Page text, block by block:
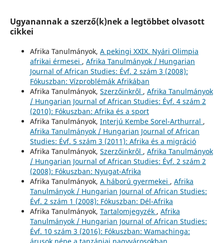
Ugyanannak a szerző(k)nek a legtöbbet olvasott
cikkei
Afrika Tanulmányok, A pekingi XXIX. Nyári Olimpia
afrikai érmesei , Afrika Tanulmányok / Hungarian
Journal of African Studies: Évf. 2 szám 3 (2008):
Fókuszban: Vízproblémák Afrikában
Afrika Tanulmányok, Szerzőinkről , Afrika Tanulmányok
/ Hungarian Journal of African Studies: Évf. 4 szám 2
(2010): Fókuszban: Afrika és a sport
Afrika Tanulmányok, Interjú Kembe Sorel-Arthurral ,
Afrika Tanulmányok / Hungarian Journal of African
Studies: Évf. 5 szám 3 (2011): Afrika és a migráció
Afrika Tanulmányok, Szerzőinkről , Afrika Tanulmányok
/ Hungarian Journal of African Studies: Évf. 2 szám 2
(2008): Fókuszban: Nyugat-Afrika
Afrika Tanulmányok, A háború gyermekei , Afrika
Tanulmányok / Hungarian Journal of African Studies:
Évf. 2 szám 1 (2008): Fókuszban: Dél-Afrika
Afrika Tanulmányok, Tartalomjegyzék , Afrika
Tanulmányok / Hungarian Journal of African Studies:
Évf. 10 szám 3 (2016): Fókuszban: Wamachinga: